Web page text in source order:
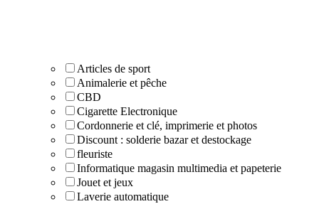
Articles de sport
Animalerie et pêche
CBD
Cigarette Electronique
Cordonnerie et clé, imprimerie et photos
Discount : solderie bazar et destockage
fleuriste
Informatique magasin multimedia et papeterie
Jouet et jeux
Laverie automatique